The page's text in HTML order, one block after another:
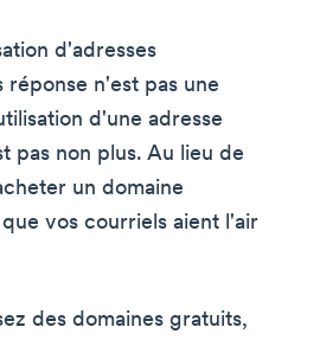
d'adresses
réponse n'est pas une
d'une adresse
pas non plus. Au lieu de
un domaine
vos courriels aient l'air
des domaines gratuits,